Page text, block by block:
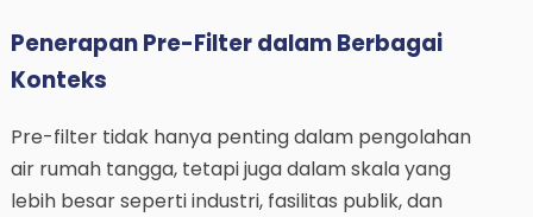
Penerapan Pre-Filter dalam Berbagai
Konteks
Pre-filter tidak hanya penting dalam pengolahan
air rumah tangga, tetapi juga dalam skala yang
lebih besar seperti industri, fasilitas publik, dan